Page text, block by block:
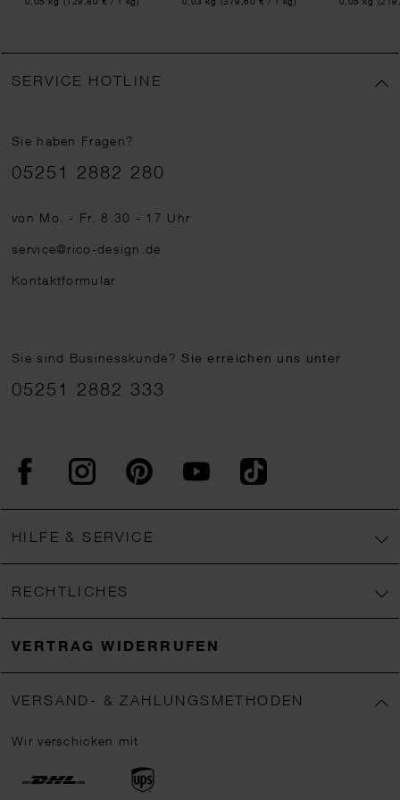
SERVICE HOTLINE
Sie haben Fragen?
Telefonnummer
05251 2882 280
von Mo. - Fr. 8:30 - 17 Uhr
service@rico-design.de
Kontaktformular
Sie sind Businesskunde?Sie erreichen uns unter
05251 2882 333
FacebookInstagram PinterestYouTubeTikTok
HILFE & SERVICE
RECHTLICHES
VERTRAG WIDERRUFEN
VERSAND- & ZAHLUNGSMETHODEN
Wir verschicken mit